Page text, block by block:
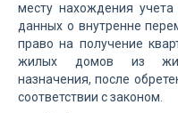
месту нахождения
данных о внутренне
право на получение
жилых домов из
назначения, после
соответствии с законом.